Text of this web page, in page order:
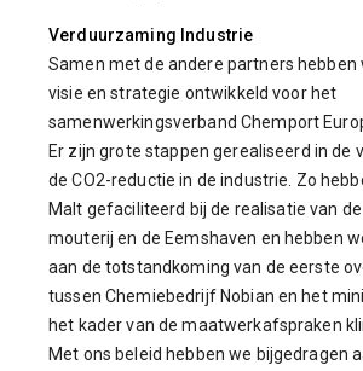
Verduurzaming Industrie
Samen met de andere partners hebben
visie en strategie ontwikkeld voor het
samenwerkingsverband Chemport
Er zijn grote stappen gerealiseerd in de
de CO2-reductie in de industrie. Zo
Malt gefaciliteerd bij de realisatie van
mouterij en de Eemshaven en hebben
aan de totstandkoming van de eerste
tussen Chemiebedrijf Nobian en het
het kader van de maatwerkafspraken
Met ons beleid hebben we bijgedragen